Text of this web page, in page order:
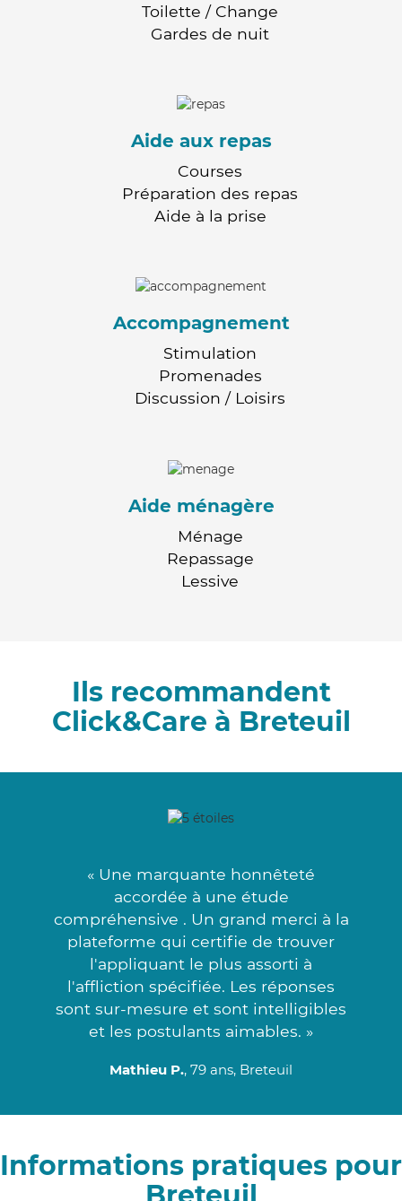
Toilette / Change
Gardes de nuit
Aide aux repas
Courses
Préparation des repas
Aide à la prise
Accompagnement
Stimulation
Promenades
Discussion / Loisirs
Aide ménagère
Ménage
Repassage
Lessive
Ils recommandent
Click&Care à Breteuil
« Une marquante honnêteté
accordée à une étude
compréhensive . Un grand merci à la
plateforme qui certifie de trouver
l'appliquant le plus assorti à
l'affliction spécifiée. Les réponses
sont sur-mesure et sont intelligibles
et les postulants aimables. »
Mathieu P., 79 ans, Breteuil
Informations pratiques pour